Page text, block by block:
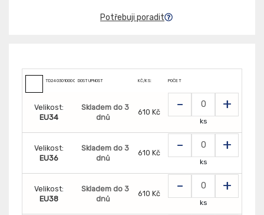
Potřebuji poradit
TD2403010000000DOSTUPNOST KČ/KS: POČET
Velikost:
EU34
Skladem do 3
dnů
610 Kč - +
ks
Velikost:
EU36
Skladem do 3
dnů
610 Kč - +
ks
Velikost:
EU38
Skladem do 3
dnů
610 Kč - +
ks